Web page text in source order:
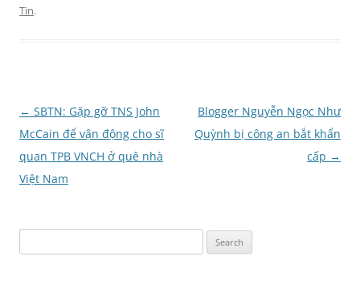
Tin.
Post
navigation
← SBTN: Gặp gỡ TNS John
McCain để vận động cho sĩ
quan TPB VNCH ở quê nhà
Việt Nam
Blogger Nguyễn Ngọc Như
Quỳnh bị công an bắt khẩn
cấp →
for: